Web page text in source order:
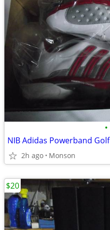
•
NIB Adidas Powerband
2h ago Monson
$20